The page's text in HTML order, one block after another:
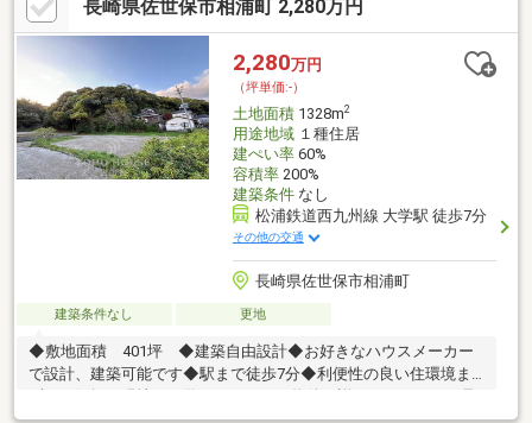
長崎県佐世保市相浦町 2,280万円
2,280万円
（坪単価:-）
土地面積1328m2
用途地域１種住居
建ぺい率60%
容積率200%
建築条件なし
松浦鉄道西九州線 大学駅 徒歩7分
その他の交通
長崎県佐世保市相浦町
建築条件なし 更地
◆敷地面積 401坪 ◆建築自由設計◆お好きなハウスメーカー
で設計、建築可能です◆駅まで徒歩7分◆利便性の良い住環境ま
学希望のお客様は下記番号までお気軽にご連絡下さい。お問い合